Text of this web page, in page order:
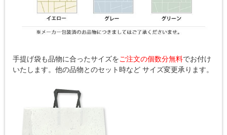
手提げ袋も品物に合ったサイズをご注文の個数分無料でお付け
いたします。他の品物とのセット時など サイズ変更承ります。